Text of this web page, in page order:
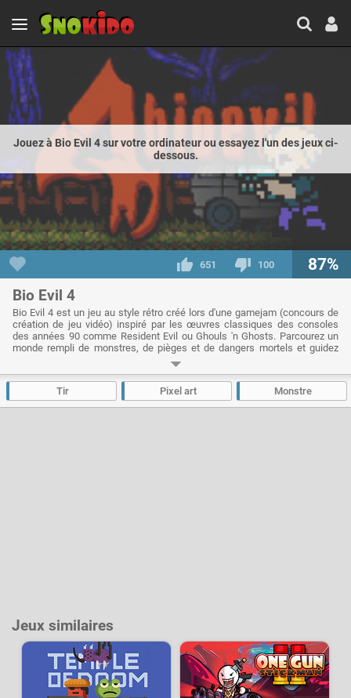
Jouez à Bio Evil 4 sur votre ordinateur ou essayez l'un des jeux ci-
dessous.
651 100 87%
Bio Evil 4
Bio Evil 4 est un jeu au style rétro créé lors d'une gamejam (concours de
création de jeu vidéo) inspiré par les œuvres classiques des consoles
des années 90 comme Resident Evil ou Ghouls 'n Ghosts. Parcourez un
monde rempli de monstres, de pièges et de dangers mortels et guidez
votre héros sur les plateformes sinueuses sans tomber ni mourir. Le jeu
propose trois niveaux de difficulté, les meilleurs joueurs pourront
s'essayer au mode pro qui ne laissera aucun droit à l'erreur !
Développeur :Gypopothomas and AwesEmz- Joué32 kfois
Tir Pixel art Monstre
Jeux similaires